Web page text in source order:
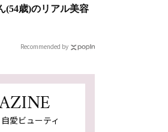
(54歳)のリアル美容
Recommended by
愛ビューティ